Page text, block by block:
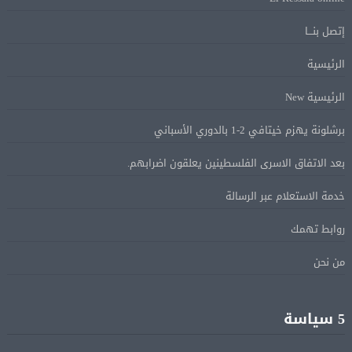
sandwich entre Trump et les provinces»
l’administration Trump en ce moment», estime une
وزير الخارجية يبحث هاتفياً مع نظيره العراقي التطورات
إتصل بنـــا
الرئيسية
الرئيسية New
برشلونة يهزم خيتافي 2-1 بالدوري الأسباني
بعد الاتفاق الاسرى الفلسطينين يعلقون اضرابهم.
خدمة الاستعلام عبر الرسالة
روابط تهمك
من نحن
5 سياسة